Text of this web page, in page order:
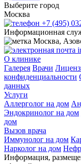
Выберите город
Москва
+7 (495)
Информационная
Москва,
О клинике
Галерея Врачи
конфиденциальности
данных
Услуги
Аллерголог на дом
Эндокринолог на дом
дом
Вызов врача
Иммунолог на дом
Нарколог на дом
Информация,